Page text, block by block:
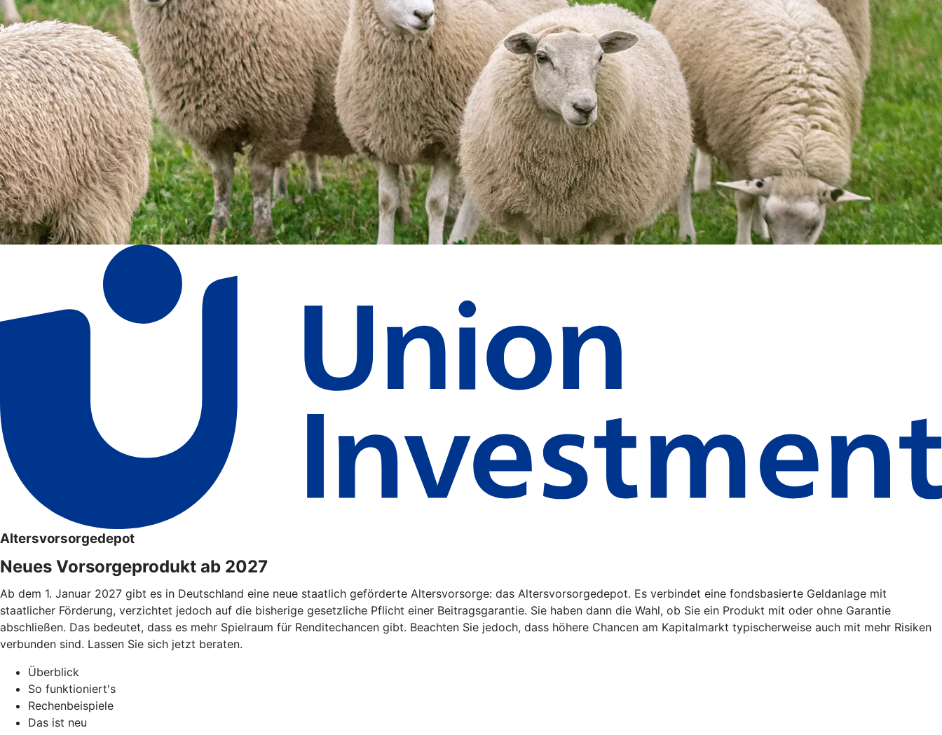
Altersvorsorgedepot
Neues Vorsorgeprodukt ab 2027
Ab dem 1. Januar 2027 gibt es in Deutschland eine neue staatlich geförderte Altersvorsorge: das Altersvorsorgedepot. Es verbindet eine fondsbasierte Geldanlage mit
staatlicher Förderung, verzichtet jedoch auf die bisherige gesetzliche Pflicht einer Beitragsgarantie. Sie haben dann die Wahl, ob Sie ein Produkt mit oder ohne Garantie
abschließen. Das bedeutet, dass es mehr Spielraum für Renditechancen gibt. Beachten Sie jedoch, dass höhere Chancen am Kapitalmarkt typischerweise auch mit mehr Risiken
verbunden sind. Lassen Sie sich jetzt beraten.
Überblick
So funktioniert's
Rechenbeispiele
Das ist neu